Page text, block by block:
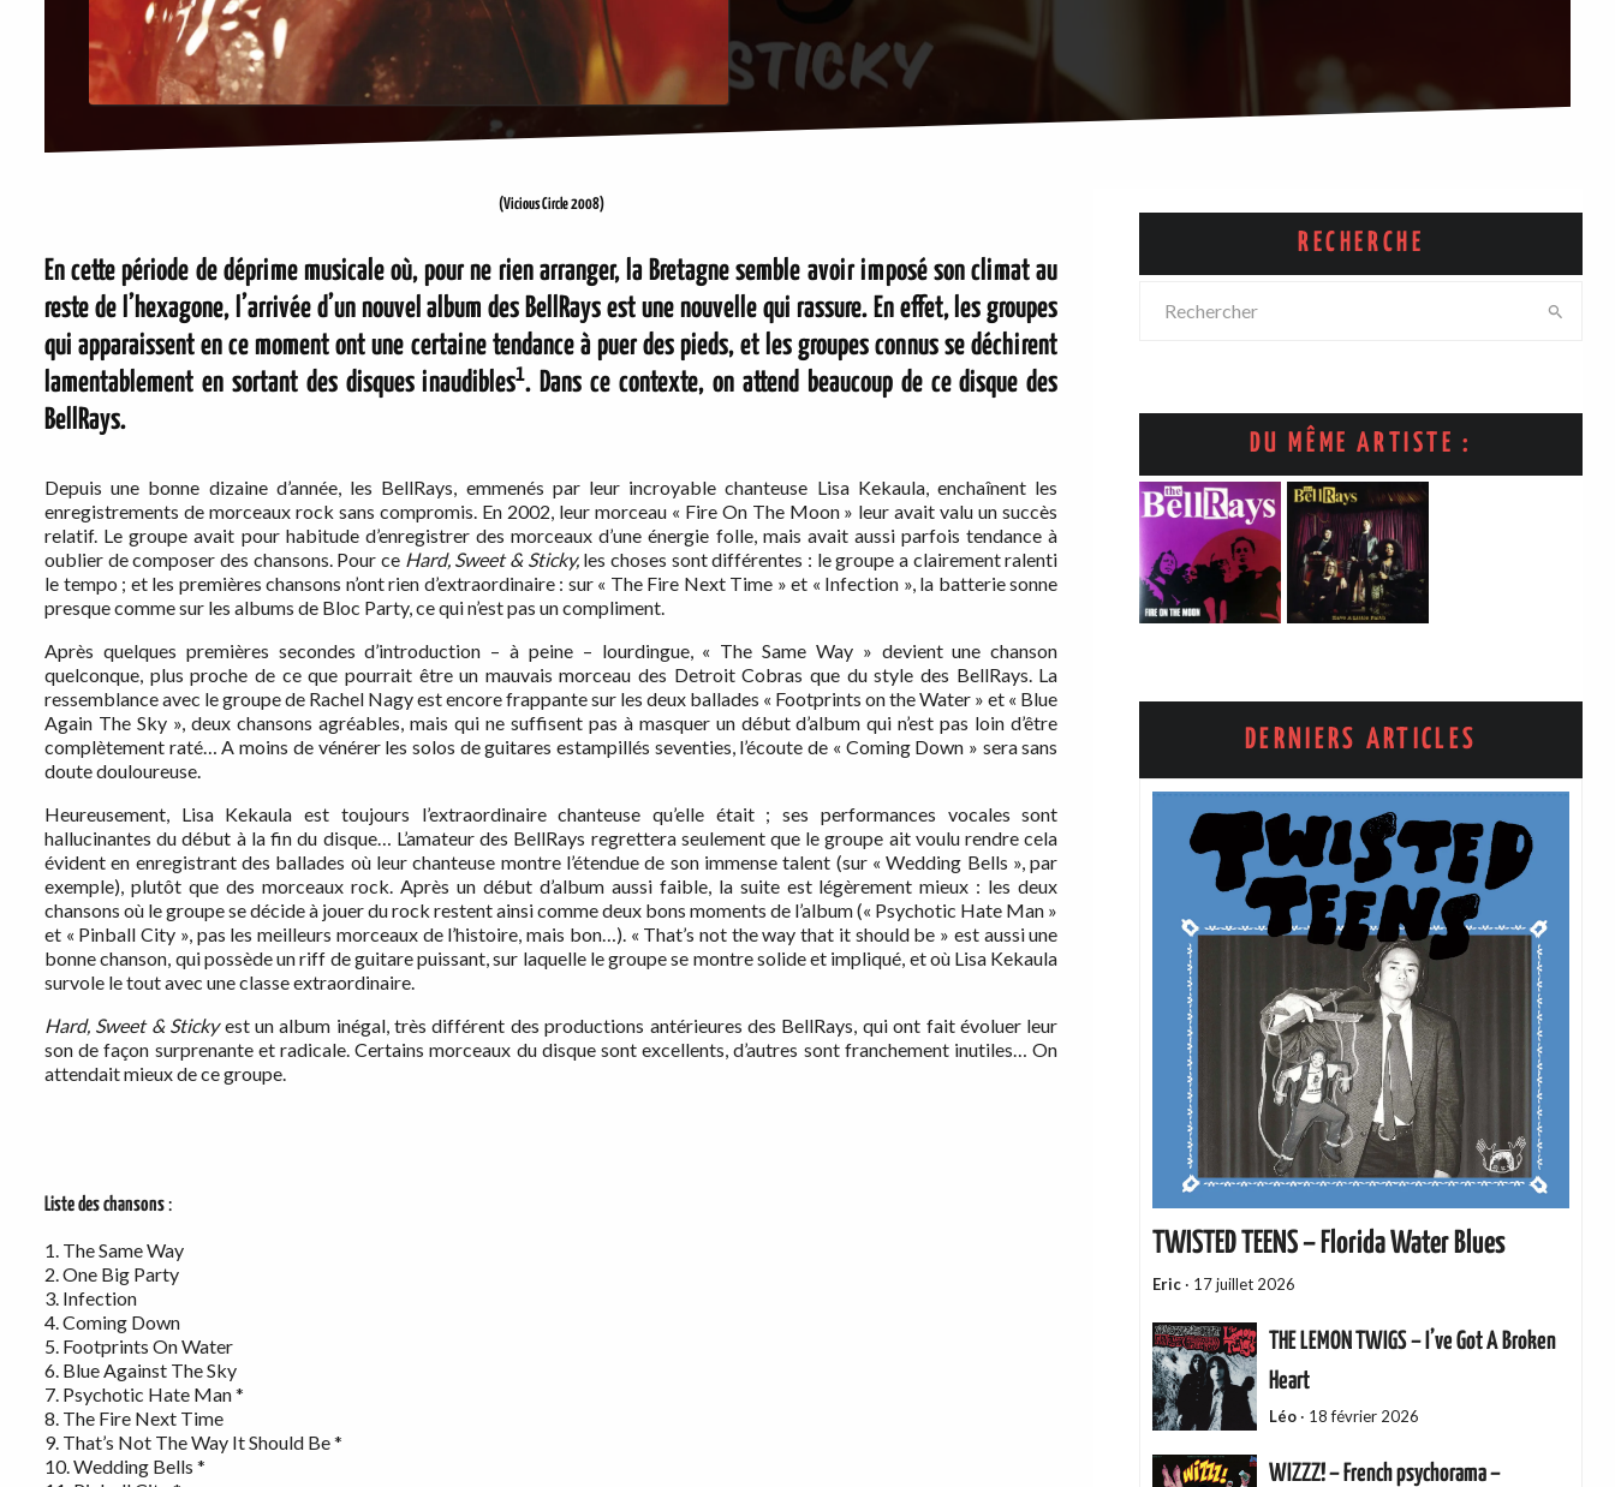
(Vicious Circle 2008)
En cette période de déprime musicale où, pour ne rien arranger, la Bretagne semble avoir imposé son climat au
reste de l’hexagone, l’arrivée d’un nouvel album des BellRays est une nouvelle qui rassure. En effet, les groupes
qui apparaissent en ce moment ont une certaine tendance à puer des pieds, et les groupes connus se déchirent
lamentablement en sortant des disques inaudibles1. Dans ce contexte, on attend beaucoup de ce disque des
BellRays.
Depuis une bonne dizaine d’année, les BellRays, emmenés par leur incroyable chanteuse Lisa Kekaula, enchaînent les
enregistrements de morceaux rock sans compromis. En 2002, leur morceau « Fire On The Moon » leur avait valu un succès
relatif. Le groupe avait pour habitude d’enregistrer des morceaux d’une énergie folle, mais avait aussi parfois tendance à
oublier de composer des chansons. Pour ce Hard, Sweet & Sticky,les choses sont différentes : le groupe a clairement ralenti
le tempo ; et les premières chansons n’ont rien d’extraordinaire : sur « The Fire Next Time » et « Infection », la batterie sonne
presque comme sur les albums de Bloc Party, ce qui n’est pas un compliment.
Après quelques premières secondes d’introduction – à peine – lourdingue, « The Same Way » devient une chanson
quelconque, plus proche de ce que pourrait être un mauvais morceau des Detroit Cobras que du style des BellRays. La
ressemblance avec le groupe de Rachel Nagy est encore frappante sur les deux ballades « Footprints on the Water » et « Blue
Again The Sky », deux chansons agréables, mais qui ne suffisent pas à masquer un début d’album qui n’est pas loin d’être
complètement raté… A moins de vénérer les solos de guitares estampillés seventies, l’écoute de « Coming Down » sera sans
doute douloureuse.
Heureusement, Lisa Kekaula est toujours l’extraordinaire chanteuse qu’elle était ; ses performances vocales sont
hallucinantes du début à la fin du disque… L’amateur des BellRays regrettera seulement que le groupe ait voulu rendre cela
évident en enregistrant des ballades où leur chanteuse montre l’étendue de son immense talent (sur « Wedding Bells », par
exemple), plutôt que des morceaux rock. Après un début d’album aussi faible, la suite est légèrement mieux : les deux
chansons où le groupe se décide à jouer du rock restent ainsi comme deux bons moments de l’album (« Psychotic Hate Man »
et « Pinball City », pas les meilleurs morceaux de l’histoire, mais bon…). « That’s not the way that it should be » est aussi une
bonne chanson, qui possède un riff de guitare puissant, sur laquelle le groupe se montre solide et impliqué, et où Lisa Kekaula
survole le tout avec une classe extraordinaire.
Hard, Sweet & Stickyest un album inégal, très différent des productions antérieures des BellRays, qui ont fait évoluer leur
son de façon surprenante et radicale. Certains morceaux du disque sont excellents, d’autres sont franchement inutiles… On
attendait mieux de ce groupe.
Liste des chansons:
1. The Same Way
2. One Big Party
3. Infection
4. Coming Down
5. Footprints On Water
6. Blue Against The Sky
7. Psychotic Hate Man *
8. The Fire Next Time
9. That’s Not The Way It Should Be *
10. Wedding Bells *
RECHERCHE
DU MÊME ARTISTE :
DERNIERS ARTICLES
TWISTED TEENS – Florida Water Blues
Eric · 17 juillet 2026
THE LEMON TWIGS – I’ve Got A Broken
Heart
Léo· 18 février 2026
WIZZZ! – French psychorama –